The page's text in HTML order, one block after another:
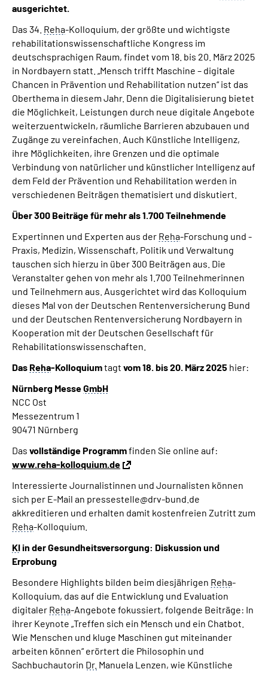
Mein Kundenportal
ausgerichtet.
Das 34. Reha-Kolloquium, der größte und wichtigste
rehabilitationswissenschaftliche Kongress im
deutschsprachigen Raum, findet vom 18. bis 20. März 2025
in Nordbayern statt. „Mensch trifft Maschine – digitale
Chancen in Prävention und Rehabilitation nutzen“ ist das
Oberthema in diesem Jahr. Denn die Digitalisierung bietet
die Möglichkeit, Leistungen durch neue digitale Angebote
weiterzuentwickeln, räumliche Barrieren abzubauen und
Zugänge zu vereinfachen. Auch Künstliche Intelligenz,
ihre Möglichkeiten, ihre Grenzen und die optimale
Verbindung von natürlicher und künstlicher Intelligenz auf
dem Feld der Prävention und Rehabilitation werden in
verschiedenen Beiträgen thematisiert und diskutiert.
Über 300 Beiträge für mehr als 1.700 Teilnehmende
Expertinnen und Experten aus der Reha-Forschung und -
Praxis, Medizin, Wissenschaft, Politik und Verwaltung
tauschen sich hierzu in über 300 Beiträgen aus. Die
Veranstalter gehen von mehr als 1.700 Teilnehmerinnen
und Teilnehmern aus. Ausgerichtet wird das Kolloquium
dieses Mal von der Deutschen Rentenversicherung Bund
und der Deutschen Rentenversicherung Nordbayern in
Kooperation mit der Deutschen Gesellschaft für
Rehabilitationswissenschaften.
Das Reha-Kolloquiumtagt vom 18. bis 20. März 2025 hier:
Nürnberg MesseGmbH
NCC Ost
Messezentrum 1
90471 Nürnberg
Das vollständige Programmfinden Sie online auf:
www.reha-kolloquium.de
Interessierte Journalistinnen und Journalisten können
sich per E-Mail an pressestelle@drv-bund.de
akkreditieren und erhalten damit kostenfreien Zutritt zum
Reha-Kolloquium.
KIin der Gesundheitsversorgung: Diskussion und
Erprobung
Besondere Highlights bilden beim diesjährigen Reha-
Kolloquium, das auf die Entwicklung und Evaluation
digitaler Reha-Angebote fokussiert, folgende Beiträge: In
ihrer Keynote „Treffen sich ein Mensch und ein Chatbot.
Wie Menschen und kluge Maschinen gut miteinander
arbeiten können“ erörtert die Philosophin und
Sachbuchautorin Dr. Manuela Lenzen, wie Künstliche